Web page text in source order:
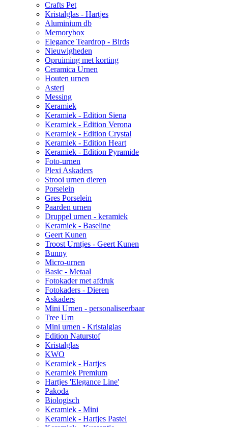
Crafts Pet
Kristalglas - Hartjes
Aluminium db
Memorybox
Elegance Teardrop - Birds
Nieuwigheden
Opruiming met korting
Ceramica Urnen
Houten urnen
Asteri
Messing
Keramiek
Keramiek - Edition Siena
Keramiek - Edition Verona
Keramiek - Edition Crystal
Keramiek - Edition Heart
Keramiek - Edition Pyramide
Foto-urnen
Plexi Askaders
Strooi urnen dieren
Porselein
Gres Porselein
Paarden urnen
Druppel urnen - keramiek
Keramiek - Baseline
Geert Kunen
Troost Urntjes - Geert Kunen
Bunny
Micro-urnen
Basic - Metaal
Fotokader met afdruk
Fotokaders - Dieren
Askaders
Mini Urnen - personaliseerbaar
Tree Urn
Mini urnen - Kristalglas
Edition Naturstof
Kristalglas
KWO
Keramiek - Hartjes
Keramiek Premium
Hartjes 'Elegance Line'
Pakoda
Biologisch
Keramiek - Mini
Keramiek - Hartjes Pastel